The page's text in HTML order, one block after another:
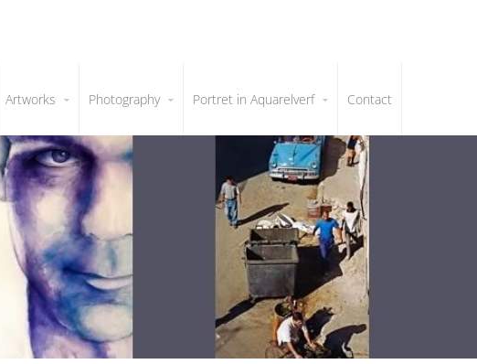
Artworks Photography Portret in Aquarelverf Contact